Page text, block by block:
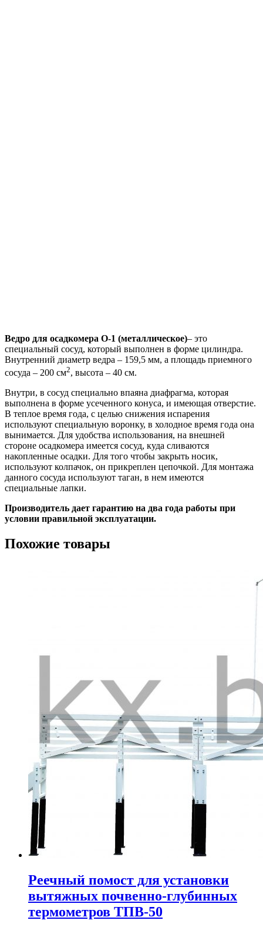
Ведро для осадкомера О-1 (металлическое)– это
специальный сосуд, который выполнен в форме цилиндра.
Внутренний диаметр ведра – 159,5 мм, а площадь приемного
сосуда – 200 см2, высота – 40 см.
Внутри, в сосуд специально впаяна диафрагма, которая
выполнена в форме усеченного конуса, и имеющая отверстие.
В теплое время года, с целью снижения испарения
используют специальную воронку, в холодное время года она
вынимается. Для удобства использования, на внешней
стороне осадкомера имеется сосуд, куда сливаются
накопленные осадки. Для того чтобы закрыть носик,
используют колпачок, он прикреплен цепочкой. Для монтажа
данного сосуда используют таган, в нем имеются
специальные лапки.
Производитель дает гарантию на два года работы при
условии правильной эксплуатации.
Похожие товары
Реечный помост для установки
вытяжных почвенно-глубинных
термометров ТПВ-50